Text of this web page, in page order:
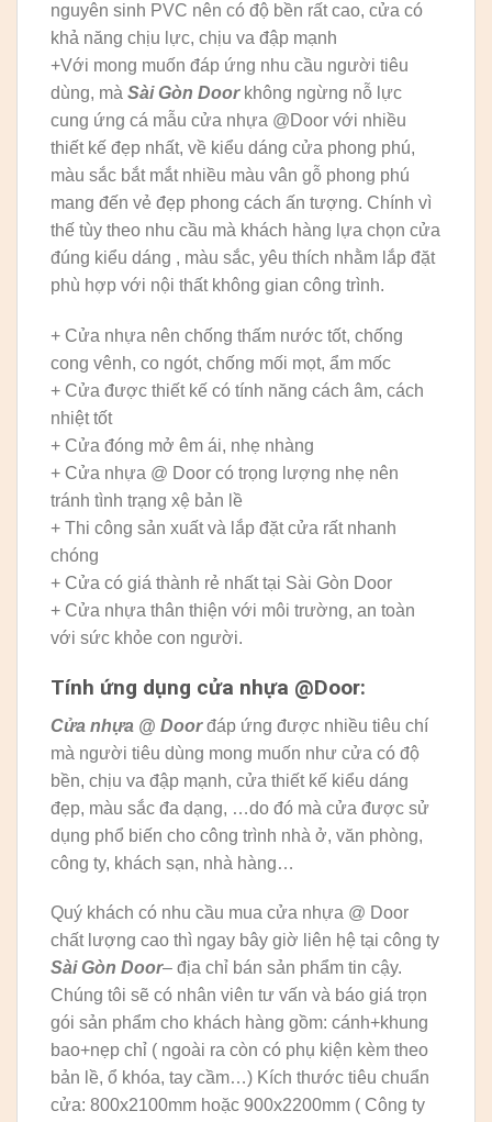
nguyên sinh PVC nên có độ bền rất cao, cửa có
khả năng chịu lực, chịu va đập mạnh
+Với mong muốn đáp ứng nhu cầu người tiêu
dùng, mà Sài Gòn Doorkhông ngừng nỗ lực
cung ứng cá mẫu cửa nhựa @Door với nhiều
thiết kế đẹp nhất, về kiểu dáng cửa phong phú,
màu sắc bắt mắt nhiều màu vân gỗ phong phú
mang đến vẻ đẹp phong cách ấn tượng. Chính vì
thế tùy theo nhu cầu mà khách hàng lựa chọn cửa
đúng kiểu dáng , màu sắc, yêu thích nhằm lắp đặt
phù hợp với nội thất không gian công trình.
+ Cửa nhựa nên chống thấm nước tốt, chống
cong vênh, co ngót, chống mối mọt, ẩm mốc
+ Cửa được thiết kế có tính năng cách âm, cách
nhiệt tốt
+ Cửa đóng mở êm ái, nhẹ nhàng
+ Cửa nhựa @ Door có trọng lượng nhẹ nên
tránh tình trạng xệ bản lề
+ Thi công sản xuất và lắp đặt cửa rất nhanh
chóng
+ Cửa có giá thành rẻ nhất tại Sài Gòn Door
+ Cửa nhựa thân thiện với môi trường, an toàn
với sức khỏe con người.
Tính ứng dụng cửa nhựa @Door:
Cửa nhựa @ Door đáp ứng được nhiều tiêu chí
mà người tiêu dùng mong muốn như cửa có độ
bền, chịu va đập mạnh, cửa thiết kế kiểu dáng
đẹp, màu sắc đa dạng, …do đó mà cửa được sử
dụng phổ biến cho công trình nhà ở, văn phòng,
công ty, khách sạn, nhà hàng…
Quý khách có nhu cầu mua cửa nhựa @ Door
chất lượng cao thì ngay bây giờ liên hệ tại công ty
Sài Gòn Door– địa chỉ bán sản phẩm tin cậy.
Chúng tôi sẽ có nhân viên tư vấn và báo giá trọn
gói sản phẩm cho khách hàng gồm: cánh+khung
bao+nẹp chỉ ( ngoài ra còn có phụ kiện kèm theo
bản lề, ổ khóa, tay cầm…) Kích thước tiêu chuẩn
cửa: 800x2100mm hoặc 900x2200mm ( Công ty